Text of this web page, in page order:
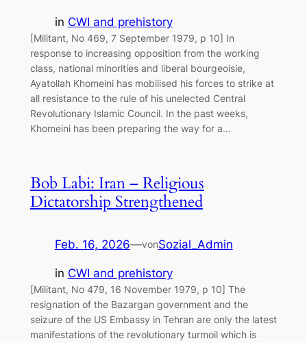
in CWI and prehistory
[Militant, No 469, 7 September 1979, p 10] In
response to increasing opposition from the working
class, national minorities and liberal bourgeoisie,
Ayatollah Khomeini has mobilised his forces to strike at
all resistance to the rule of his unelected Central
Revolutionary Islamic Council. In the past weeks,
Khomeini has been preparing the way for a…
Bob Labi: Iran – Religious
Dictatorship Strengthened
Feb. 16, 2026—vonSozial_Admin
in CWI and prehistory
[Militant, No 479, 16 November 1979, p 10] The
resignation of the Bazargan government and the
seizure of the US Embassy in Tehran are only the latest
manifestations of the revolutionary turmoil which is